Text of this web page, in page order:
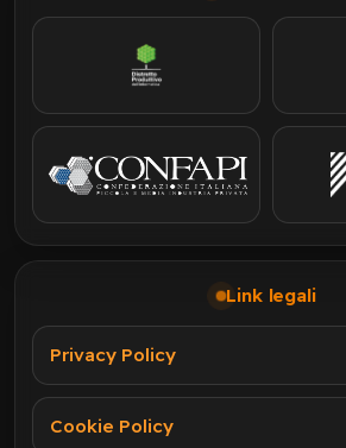
Link legali
Privacy Policy
Cookie Policy